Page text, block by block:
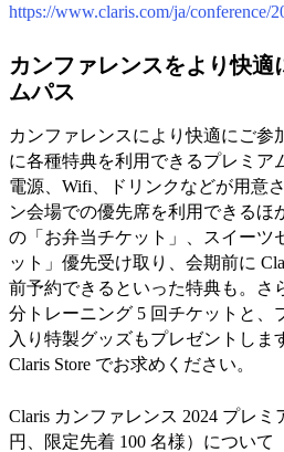
https://www.claris.com/ja/conference/
カンファレンスをより快適
ムパス
カンファレンスにより快適にご参
に各種特典を利用できるプレミア
電源、Wifi、ドリンクなどが用意
ン会場での優先席を利用できるほ
の「お弁当チケット」、スイーツ
ット」優先受け取り、会期前に
前予約できるといった特典も。さ
分トレーニング 5 回チケットと、
入り特製グッズもプレゼントしま
Claris Store でお求めください。
Claris カンファレンス 2024 プレミ
円、限定先着 100 名様）について